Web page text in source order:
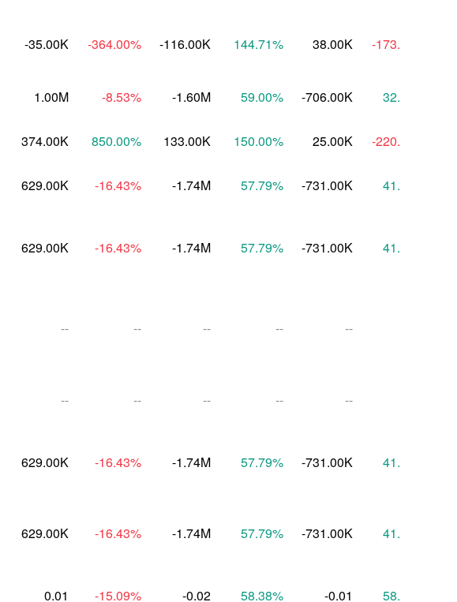
-35.00K -364.00% -116.00K 144.71% 38.00K -173.80
1.00M -8.53% -1.60M 59.00% -706.00K 32.77
374.00K 850.00% 133.00K 150.00% 25.00K -220.88
629.00K -16.43% -1.74M 57.79% -731.00K 41.94
629.00K -16.43% -1.74M 57.79% -731.00K 41.94
-- -- -- -- --
-- -- -- -- --
629.00K -16.43% -1.74M 57.79% -731.00K 41.94
629.00K -16.43% -1.74M 57.79% -731.00K 41.94
0.01 -15.09% -0.02 58.38% -0.01 58.74